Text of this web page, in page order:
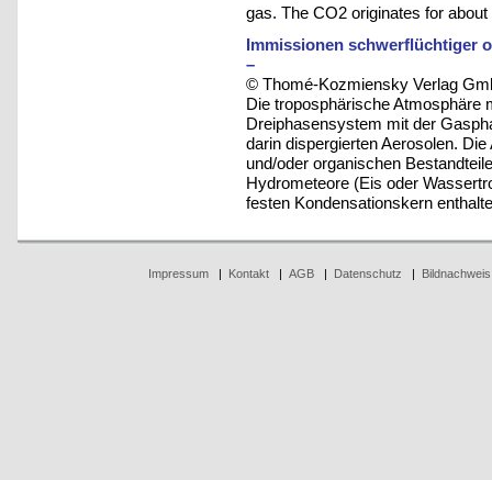
gas. The CO2 originates for
Immissionen schwerflüchtiger
–
© Thomé-Kozmiensky Verlag
Die troposphärische Atmosphäre
Dreiphasensystem mit der
darin dispergierten Aerosolen.
und/oder organischen
Hydrometeore (Eis oder
festen Kondensationskern
Impressum| Kontakt| AGB| Datenschutz | Bildnachweis